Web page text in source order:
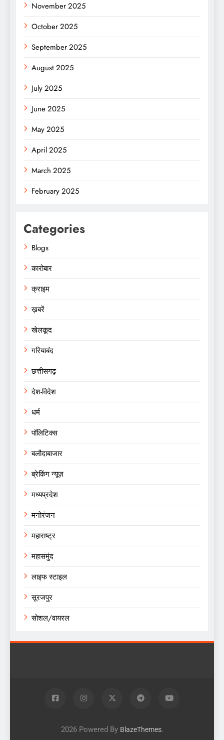
November 2025
October 2025
September 2025
August 2025
July 2025
June 2025
May 2025
April 2025
March 2025
February 2025
Categories
Blogs
कारोबार
क्राइम
ख़बरें
खेलकूद
गरियाबंद
छत्तीसगढ़
देश-विदेश
धर्म
पॉलिटिक्स
बलौदाबाजार
ब्रेकिंग न्यूज़
मध्यप्रदेश
मनोरंजन
महाराष्ट्र
महासमुंद
लाइफ स्टाइल
सूरजपुर
सोशल/वायरल
2026 Powered By BlazeThemes.